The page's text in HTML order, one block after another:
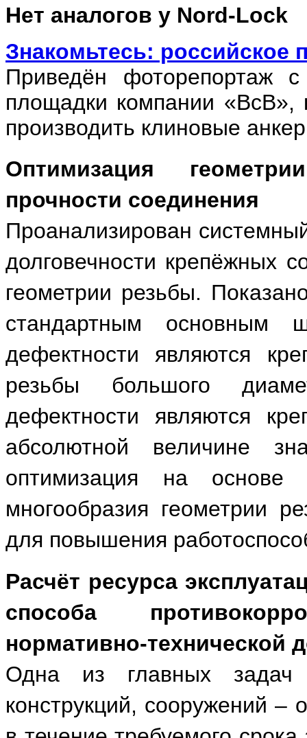
Нет аналогов у Nord-Lock
Знакомьтесь: российское
Приведён фоторепортаж с
площадки компании «ВсВ»,
производить клиновые
Оптимизация
прочности соединения
Проанализирован
долговечности крепёжных
геометрии резьбы.
стандартным основным
дефектности являются
резьбы большого
дефектности являются
абсолютной величине
оптимизация на основе
многообразия геометрии
для повышения
Расчёт ресурса
способа
нормативно-технической
Одна из главных задач
конструкций, сооружений –